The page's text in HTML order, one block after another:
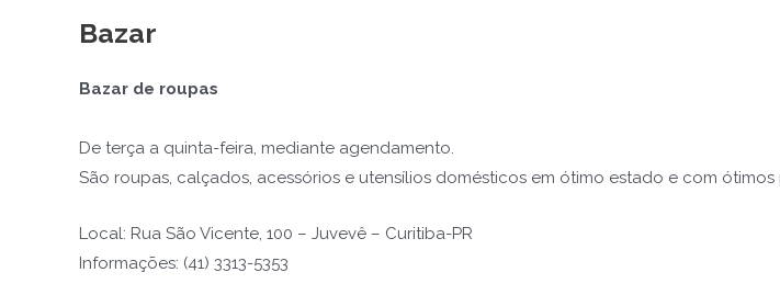
Bazar
Bazar de roupas
De terça a quinta-feira, mediante agendamento.
São roupas, calçados, acessórios e utensílios domésticos em ótimo estado e com ótimos
Local: Rua São Vicente, 100 – Juvevê – Curitiba-PR
Informações: (41) 3313-5353